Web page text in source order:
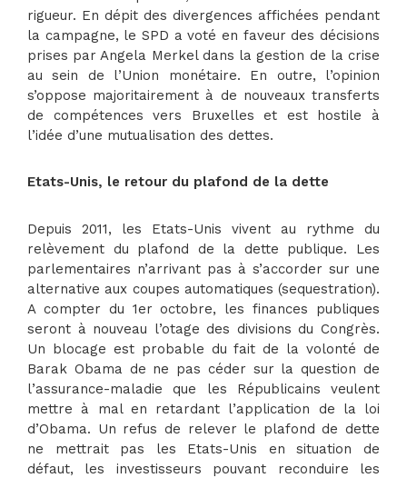
rigueur. En dépit des divergences affichées pendant
la campagne, le SPD a voté en faveur des décisions
prises par Angela Merkel dans la gestion de la crise
au sein de l’Union monétaire. En outre, l’opinion
s’oppose majoritairement à de nouveaux transferts
de compétences vers Bruxelles et est hostile à
l’idée d’une mutualisation des dettes.
Etats-Unis, le retour du plafond de la dette
Depuis 2011, les Etats-Unis vivent au rythme du
relèvement du plafond de la dette publique. Les
parlementaires n’arrivant pas à s’accorder sur une
alternative aux coupes automatiques (sequestration).
A compter du 1er octobre, les finances publiques
seront à nouveau l’otage des divisions du Congrès.
Un blocage est probable du fait de la volonté de
Barak Obama de ne pas céder sur la question de
l’assurance-maladie que les Républicains veulent
mettre à mal en retardant l’application de la loi
d’Obama. Un refus de relever le plafond de dette
ne mettrait pas les Etats-Unis en situation de
défaut, les investisseurs pouvant reconduire les